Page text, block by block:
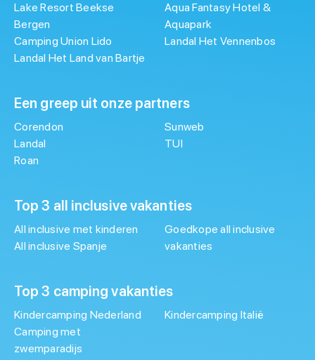
Lake Resort Beekse
Bergen
Camping Union Lido
Landal Het Land van Bartje
Aqua Fantasy Hotel &
Aquapark
Landal Het Vennenbos
Een greep uit onze partners
Corendon
Landal
Roan
Sunweb
TUI
Top 3 all inclusive vakanties
All inclusive met kinderen
All inclusive Spanje
Goedkope all inclusive
vakanties
Top 3 camping vakanties
Kindercamping Nederland
Camping met
zwemparadijs
Kindercamping Italië